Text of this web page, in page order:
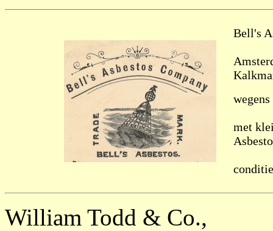
Bell's
met
William Todd & Co.,